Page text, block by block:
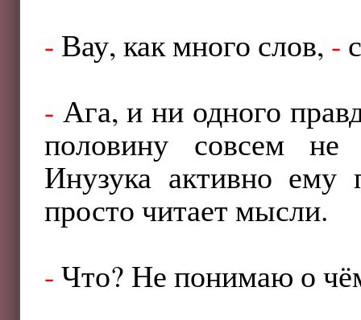
- Вау, как много слов, -
- Ага, и ни одного
половину совсем не
Инузука активно ему
просто читает мысли.
-Что? Не понимаю о